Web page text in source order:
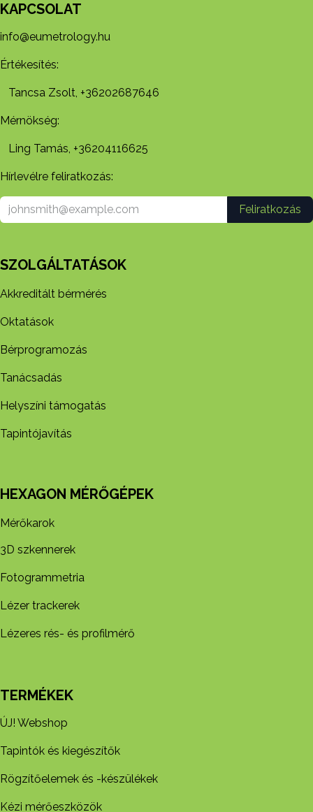
KAPCSOLAT
info@eumetrology.hu
Értékesítés:
Tancsa Zsolt, +36202687646
Mérnökség:
Ling Tamás, +36204116625
Hírlevélre feliratkozás:
Feliratkozás
SZOLGÁLTATÁSOK
Akkreditált bérmérés
Oktatások
Bérprogramozás
Tanácsadás
Helyszíni támogatás
Tapintójavítás
HEXAGON MÉRŐGÉPEK
Mérőkarok
3D szkennerek
Fotogrammetria
Lézer trackerek
Lézeres rés- és profilmérő
TERMÉKEK
ÚJ! Webshop
Tapintók és kiegészítők
Rögzítőelemek és -készül​ékek
Kézi mérőeszközök